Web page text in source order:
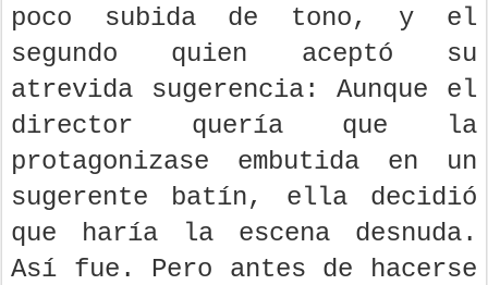
poco subida de tono, y el
segundo quien aceptó su
atrevida sugerencia: Aunque el
director quería que la
protagonizase embutida en un
sugerente batín, ella decidió
que haría la escena desnuda.
Así fue. Pero antes de hacerse